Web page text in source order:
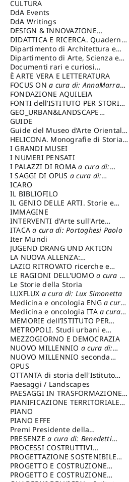
Gubinelli Luna
CULTURA
DdA Events
DdA Writings
DESIGN & INNOVAZIONE
TECNOLOGICAa cura di: Vallicelli
Andrea
DIDATTICA E RICERCA. Quaderni
della Scuola
Dipartimento di Architettura e
Analisi della Città Mediterranea
Dipartimento di Arte, Scienza e
Tecnica del Costuire
Documenti rari e curiosi
dall'Archivio Segreto
È ARTE VERA E LETTERATURA
FOCUS ONa cura di: AnnaMarra
Contemporanea
FONDAZIONE AQUILEIA
FONTI dell’ISTITUTO PER STORIA
DEL RISORGIMENTO
GEO_URBAN&LANDSCAPE
PLANNING (GULP)
Trusiani Elio
GUIDE
Guide del Museo d’Arte Orientale
“Giuseppe Tucci”
HELICONA. Monografie di Storia
dell'Artea cura di: Gallo Marco
I GRANDI MUSEI
I NUMERI PENSATI
I PALAZZI DI ROMAa cura di:
Ippoliti Alessandro
I SAGGI DI OPUS a cura di:
Scalesse Tommaso
ICARO
IL BIBLIOFILO
IL GENIO DELLE ARTI. Storie e
interpretazione
IMMAGINE
INTERVENTI d'Arte sull'Arte
dedicata alla cultura della
conservazione d’arte
Fondazione Paola Droghetti onlus
ITACAa cura di: Portoghesi Paolo
Iter Mundi
JUGEND DRANG UND AKTION
LA NUOVA ALLENZA:
ARCHITETTURA & AMBIENTE
LAZIO RITROVATO ricerche e
restauri
LE RAGIONI DELL'UOMOa cura di:
Lombardi Satriani Luigi
Le Storie della Storia
LUXFLUX a cura di: Lux Simonetta
Medicina e oncologia ENG a cura
di: Lopez Massimo
Medicina e oncologia ITA a cura
di: Lopez Massimo
MEMORIE dell’ISTITUTO PER
STORIA DEL RISORGIMENTO
METROPOLI. Studi urbani e
regionali
MEZZOGIORNO E DEMOCRAZIA
NUOVO MILLENNIO a cura di:
Capaldo Pellegrino
NUOVO MILLENNIO seconda
serie
Francesco
OPUS
OTTANTA di storia dell'Istituto
storia dell’Istitutoa cura di:
Cavalieri Patrizia
Paesaggi / Landscapes
PAESAGGI IN TRASFORMAZIONEa
cura di: Corti Enrico A.
PIANIFICAZIONE TERRITORIALE
URBANISTICA ED AMBIENTALE
cura di: Costa Enrico
PIANO
PIANO EFFE
Premi Presidente della
Repubblica
PRESENZEa cura di: Benedetti
Sandro
PROCESSI COSTRUTTIVI
DELL'ARCHITETTURAa cura di:
Ippoliti Alessandro
PROGETTAZIONE SOSTENIBILE
PARTECIPATA
PROGETTO E COSTRUZIONE
DELL’ARCHITETTURA
PROGETTO E COSTRUZIONE